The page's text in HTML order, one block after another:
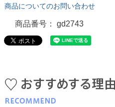
商品についてのお問い合わせ
商品番号 gd2743